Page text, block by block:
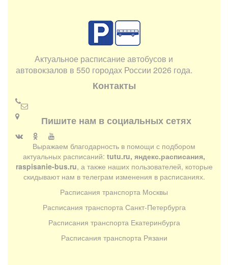
Актуальное расписание автобусов и
автовокзалов в 550 городах России 2026 года.
Контакты
Пишите нам в социальных сетях
Выражаем благодарность в помощи с подбором
актуальных расписаний: tutu.ru, яндекс.расписания,
raspisanie-bus.ru, а также наших пользователей, которые
скидывают нам в телеграм изменения в расписаниях.
Расписания транспорта Москвы
Расписания транспорта Санкт-Петербурга
Расписания транспорта Екатеринбурга
Расписания транспорта Рязани